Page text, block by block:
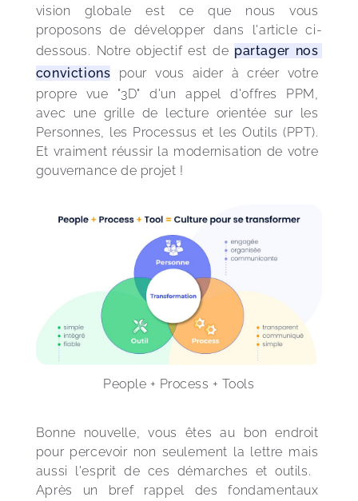
vision globale est ce que nous vous
proposons de développer dans l'article ci-
dessous. Notre objectif est de partager nos
convictions pour vous aider à créer votre
propre vue "3D" d'un appel d'offres PPM,
avec une grille de lecture orientée sur les
Personnes, les Processus et les Outils (PPT).
Et vraiment réussir la modernisation de votre
gouvernance de projet !
People + Process + Tools
Bonne nouvelle, vous êtes au bon endroit
pour percevoir non seulement la lettre mais
aussi l'esprit de ces démarches et outils.
Après un bref rappel des fondamentaux